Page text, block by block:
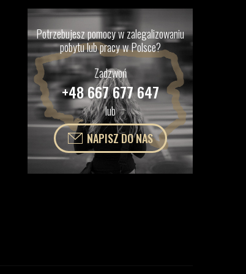
Potrzebujesz pomocy w zalegalizowaniu
pobytu lub pracy w Polsce?
Zadzwoń
+48 667 677 647
lub
NAPISZ DO NAS